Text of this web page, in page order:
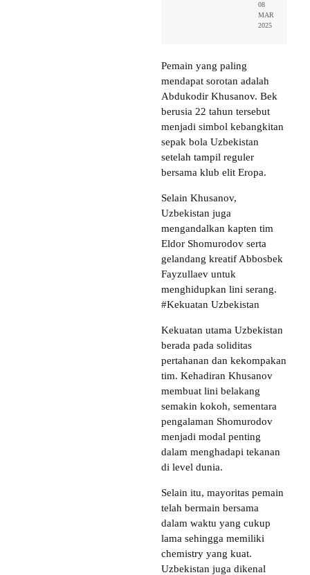
08
MAR
2025
Pemain yang paling
mendapat sorotan adalah
Abdukodir Khusanov. Bek
berusia 22 tahun tersebut
menjadi simbol kebangkitan
sepak bola Uzbekistan
setelah tampil reguler
bersama klub elit Eropa.
Selain Khusanov,
Uzbekistan juga
mengandalkan kapten tim
Eldor Shomurodov serta
gelandang kreatif Abbosbek
Fayzullaev untuk
menghidupkan lini serang.
#Kekuatan Uzbekistan
Kekuatan utama Uzbekistan
berada pada soliditas
pertahanan dan kekompakan
tim. Kehadiran Khusanov
membuat lini belakang
semakin kokoh, sementara
pengalaman Shomurodov
menjadi modal penting
dalam menghadapi tekanan
di level dunia.
Selain itu, mayoritas pemain
telah bermain bersama
dalam waktu yang cukup
lama sehingga memiliki
chemistry yang kuat.
Uzbekistan juga dikenal